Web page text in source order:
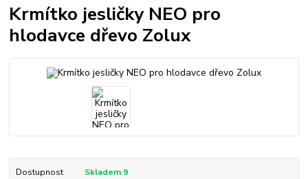
Krmítko jesličky NEO pro
hlodavce dřevo Zolux
Dostupnost Skladem 9